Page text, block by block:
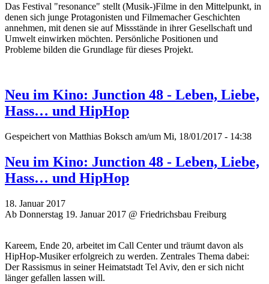
Das Festival "resonance" stellt (Musik-)Filme in den Mittelpunkt, in
denen sich junge Protagonisten und Filmemacher Geschichten
annehmen, mit denen sie auf Missstände in ihrer Gesellschaft und
Umwelt einwirken möchten. Persönliche Positionen und
Probleme bilden die Grundlage für dieses Projekt.
Neu im Kino: Junction 48 - Leben, Liebe,
Hass… und HipHop
Gespeichert von Matthias Boksch am/um Mi, 18/01/2017 - 14:38
Neu im Kino: Junction 48 - Leben, Liebe,
Hass… und HipHop
18. Januar 2017
Ab Donnerstag 19. Januar 2017 @ Friedrichsbau Freiburg
Kareem, Ende 20, arbeitet im Call Center und träumt davon als
HipHop-Musiker erfolgreich zu werden. Zentrales Thema dabei:
Der Rassismus in seiner Heimatstadt Tel Aviv, den er sich nicht
länger gefallen lassen will.